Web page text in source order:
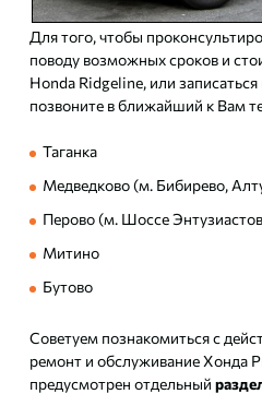
Для того, чтобы
поводу возможных сроков и
Honda Ridgeline, или записаться
позвоните в ближайший к Вам
Таганка
Медведково (м. Бибирево,
Перово (м. Шоссе
Митино
Бутово
Советуем познакомиться с
ремонт и обслуживание Хонда
предусмотрен отдельный